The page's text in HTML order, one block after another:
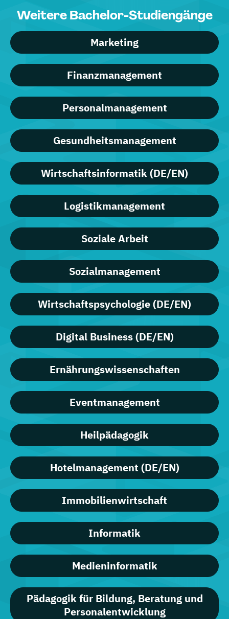
Weitere Bachelor-Studiengänge
Marketing
Finanzmanagement
Personalmanagement
Gesundheitsmanagement
Wirtschaftsinformatik (DE/EN)
Logistikmanagement
Soziale Arbeit
Sozialmanagement
Wirtschaftspsychologie (DE/EN)
Digital Business (DE/EN)
Ernährungswissenschaften
Eventmanagement
Heilpädagogik
Hotelmanagement (DE/EN)
Immobilienwirtschaft
Informatik
Medieninformatik
Pädagogik für Bildung, Beratung und
Personalentwicklung